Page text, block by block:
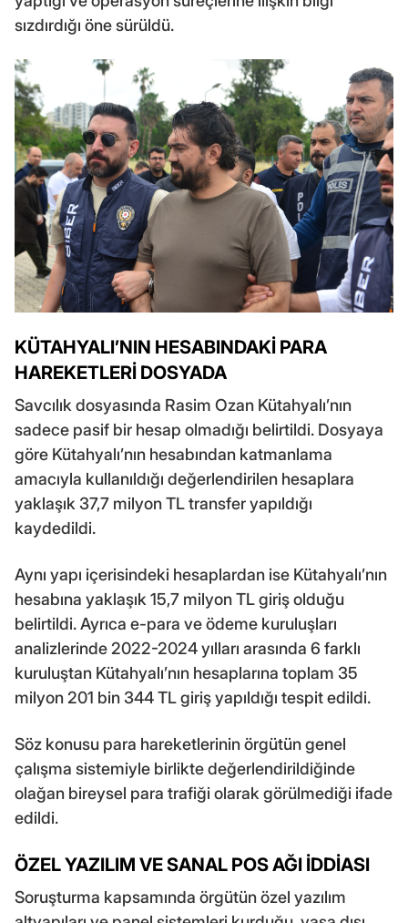
sızdırdığı öne sürüldü.
KÜTAHYALI’NIN HESABINDAKİ PARA
HAREKETLERİ DOSYADA
Savcılık dosyasında Rasim Ozan Kütahyalı’nın
sadece pasif bir hesap olmadığı belirtildi. Dosyaya
göre Kütahyalı’nın hesabından katmanlama
amacıyla kullanıldığı değerlendirilen hesaplara
yaklaşık 37,7 milyon TL transfer yapıldığı
kaydedildi.
Aynı yapı içerisindeki hesaplardan ise Kütahyalı’nın
hesabına yaklaşık 15,7 milyon TL giriş olduğu
belirtildi. Ayrıca e-para ve ödeme kuruluşları
analizlerinde 2022-2024 yılları arasında 6 farklı
kuruluştan Kütahyalı’nın hesaplarına toplam 35
milyon 201 bin 344 TL giriş yapıldığı tespit edildi.
Söz konusu para hareketlerinin örgütün genel
çalışma sistemiyle birlikte değerlendirildiğinde
olağan bireysel para trafiği olarak görülmediği ifade
edildi.
ÖZEL YAZILIM VE SANAL POS AĞI İDDİASI
Soruşturma kapsamında örgütün özel yazılım